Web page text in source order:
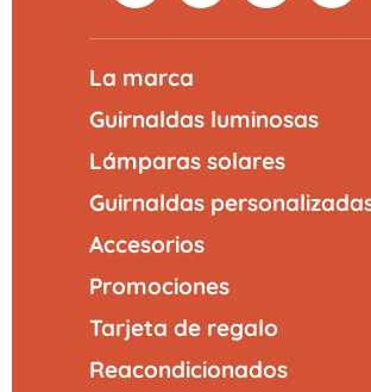
La marca
Guirnaldas luminosas
Lámparas solares
Guirnaldas
Accesorios
Promociones
Tarjeta de regalo
Reacondicionados